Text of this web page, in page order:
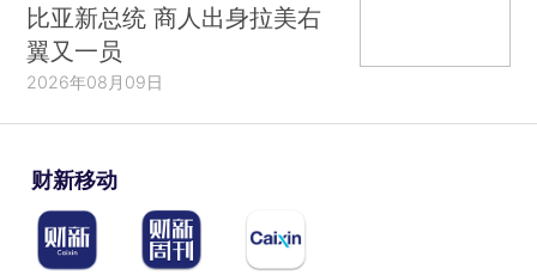
比亚新总统 商人出身拉美右
翼又一员
2026年08月09日
财新移动